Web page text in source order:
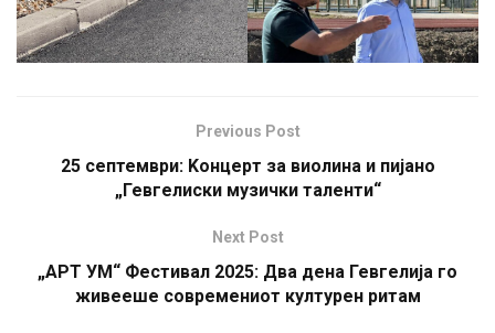
Previous Post
25 септември: Koнцерт за виолина и пијано
„Гевгелиски музички таленти“
Next Post
„АРТ УМ“ Фестивал 2025: Два дена Гевгелија го
живееше современиот културен ритам